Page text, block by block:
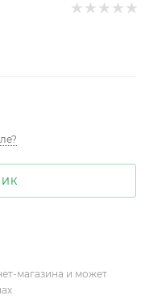
магазина и может